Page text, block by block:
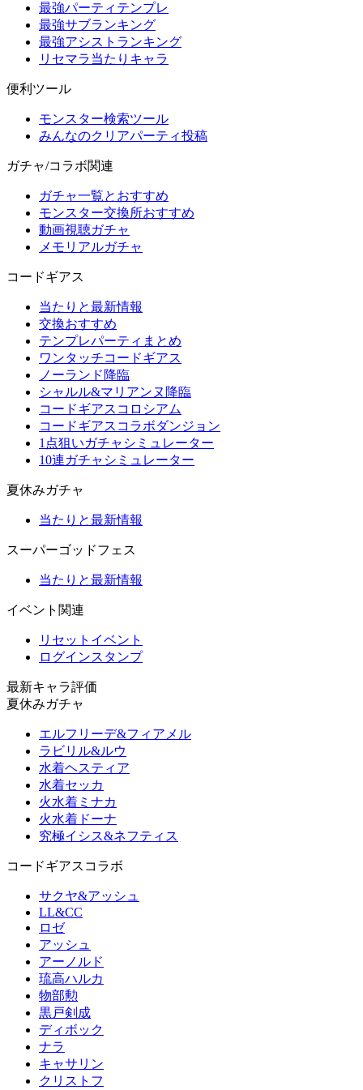
最強パーティテンプレ
最強サブランキング
最強アシストランキング
リセマラ当たりキャラ
便利ツール
モンスター検索ツール
みんなのクリアパーティ投稿
ガチャ/コラボ関連
ガチャ一覧とおすすめ
モンスター交換所おすすめ
動画視聴ガチャ
メモリアルガチャ
コードギアス
当たりと最新情報
交換おすすめ
テンプレパーティまとめ
ワンタッチコードギアス
ノーランド降臨
シャルル&マリアンヌ降臨
コードギアスコロシアム
コードギアスコラボダンジョン
1点狙いガチャシミュレーター
10連ガチャシミュレーター
夏休みガチャ
当たりと最新情報
スーパーゴッドフェス
当たりと最新情報
イベント関連
リセットイベント
ログインスタンプ
最新キャラ評価
夏休みガチャ
エルフリーデ&フィアメル
ラビリル&ルウ
水着ヘスティア
水着セッカ
火水着ミナカ
火水着ドーナ
究極イシス&ネフティス
コードギアスコラボ
サクヤ&アッシュ
LL&CC
ロゼ
アッシュ
アーノルド
琉高ハルカ
物部勲
黒戸剣成
ディボック
ナラ
キャサリン
クリストフ